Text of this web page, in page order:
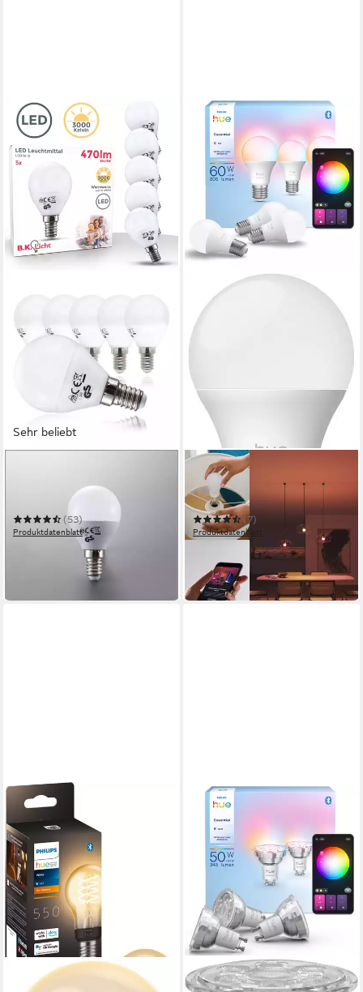
Sehr beliebt
(53)
Produktdatenblatt
UVP18,99 €
in 3-4 Werktagen bei dir
PHILIPS HUE
LED-Leuchtmittel Essential
White & Color Ambiance
smarte Lampe
(7)
Produktdatenblatt
UVP49,99 €
-14%
in 1-2 Werktagen bei dir